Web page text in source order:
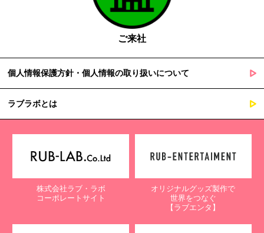
ご来社
個人情報保護方針・個人情報の取り扱いについて
ラブラボとは
株式会社ラブ・ラボ
コーポレートサイト
オリジナルグッズ製作で
世界をつなぐ
【ラブエンタ】